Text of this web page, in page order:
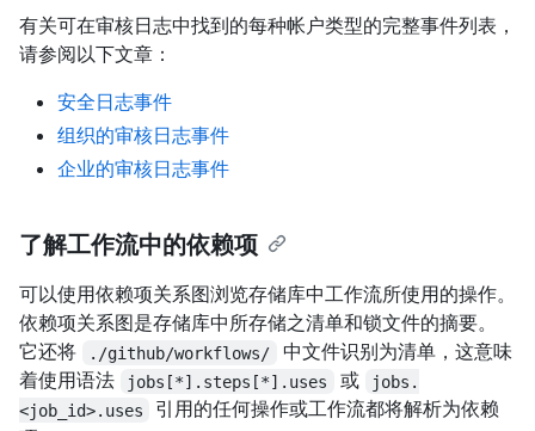
有关可在审核日志中找到的每种帐户类型的完整事件列表，
请参阅以下文章：
安全日志事件
组织的审核日志事件
企业的审核日志事件
了解工作流中的依赖项
可以使用依赖项关系图浏览存储库中工作流所使用的操作。
依赖项关系图是存储库中所存储之清单和锁文件的摘要。
它还将
./github/workflows/
中文件识别为清单，这意味
着使用语法
jobs[*].steps[*].uses 或
jobs.
<job_id>.uses
引用的任何操作或工作流都将解析为依赖